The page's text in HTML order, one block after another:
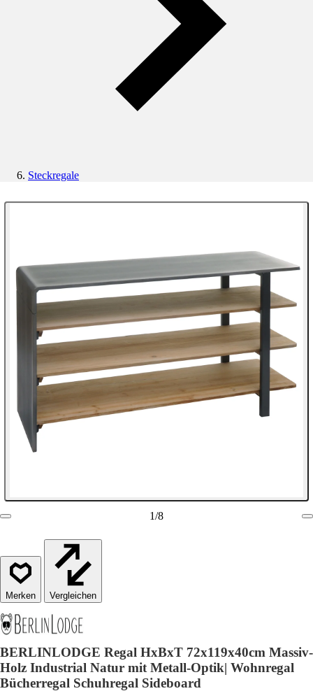
Steckregale
1/8
Vergleichen
BERLINLODGE Regal HxBxT 72x119x40cm Massiv-
Holz Industrial Natur mit Metall-Optik| Wohnregal
Bücherregal Schuhregal Sideboard